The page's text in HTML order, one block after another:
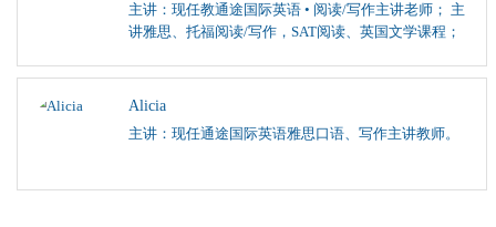
主讲：现任教通途国际英语 • 阅读/写作主讲老师； 主
讲雅思、托福阅读/写作，SAT阅读、英国文学课程；
Alicia
主讲：现任通途国际英语雅思口语、写作主讲教师。